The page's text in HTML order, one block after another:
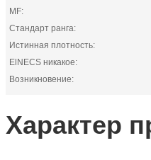
MF:
Стандарт ранга:
Истинная плотность:
ElNECS никакое:
Возникновение:
Характер